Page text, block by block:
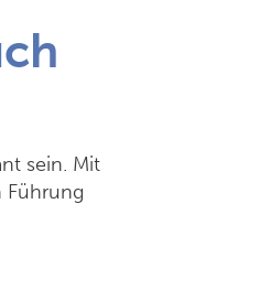
sein. Mit
Führung